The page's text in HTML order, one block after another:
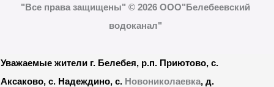
"Все права защищены" © 2026 ООО"Белебеевский
водоканал"
Уважаемые жители г. Белебея, р.п. Приютово, с.
Аксаково, с. Надеждино, с. Новониколаевка, д.